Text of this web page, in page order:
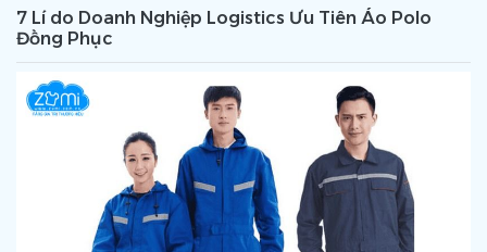
7 Lí do Doanh Nghiệp Logistics Ưu Tiên Áo Polo
Đồng Phục